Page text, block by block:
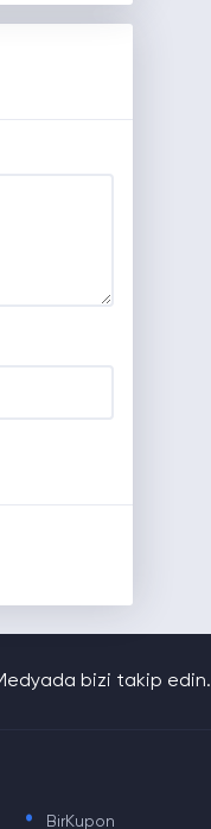
bizi takip edin.
. BirKupon